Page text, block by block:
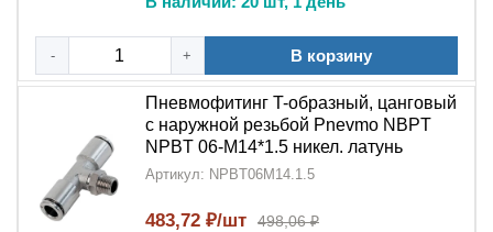
- + В корзину
Пневмофитинг T-образный, цанговый
с наружной резьбой Pnevmo NBPT
NPBT 06-M14*1.5 никел. латунь
Артикул: NPBT06M14.1.5
483,72 ₽/шт 498,06 ₽